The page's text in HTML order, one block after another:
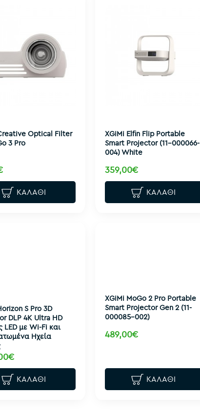
Optical Filter
3 Pro
ΚΑΛΆΘΙ
XGiMi Elfin Flip Portable
Smart Projector (11-000066-
004) White
359,00€
ΚΑΛΆΘΙ
S Pro 3D
DLP 4K Ultra HD
με Wi-Fi και
Ηχεία
ΚΑΛΆΘΙ
XGiMi MoGo 2 Pro Portable
Smart Projector Gen 2 (11-
000085-002)
489,00€
ΚΑΛΆΘΙ